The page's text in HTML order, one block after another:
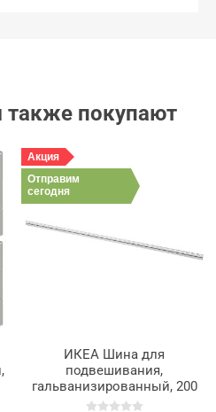
также покупают
Акция
Отправим
сегодня
ИКЕА Шина для
подвешивания,
гальванизированный, 200
см METOD МЕТОД,